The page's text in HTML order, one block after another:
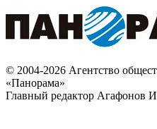
© 2004-2026 Агентство
«Панорама»
Главный редактор Агафонов